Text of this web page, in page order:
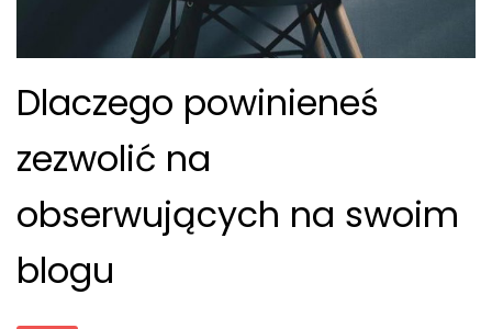
Dlaczego powinieneś
zezwolić na
obserwujących na swoim
blogu